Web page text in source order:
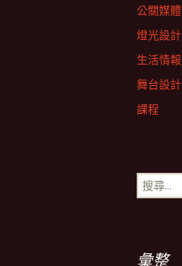
公關媒體
燈光設計
生活情報
舞台設計
課程
搜
尋
彙整